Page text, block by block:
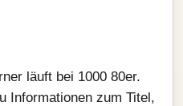
läuft bei 1000 80er.
Informationen zum Titel,